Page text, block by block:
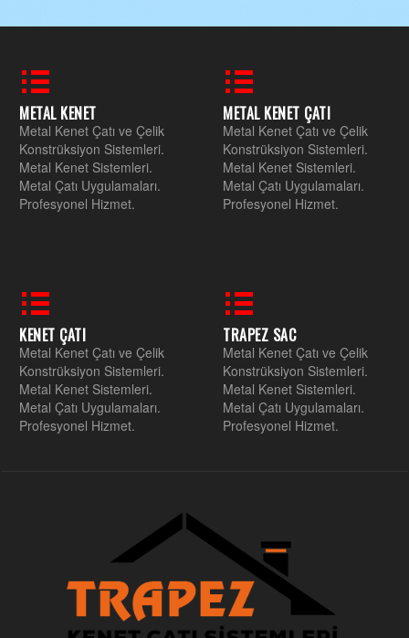
METAL KENET
Metal Kenet Çatı ve Çelik
Konstrüksiyon Sistemleri.
Metal Kenet Sistemleri.
Metal Çatı Uygulamaları.
Profesyonel Hizmet.
METAL KENET ÇATI
Metal Kenet Çatı ve Çelik
Konstrüksiyon Sistemleri.
Metal Kenet Sistemleri.
Metal Çatı Uygulamaları.
Profesyonel Hizmet.
KENET ÇATI
Metal Kenet Çatı ve Çelik
Konstrüksiyon Sistemleri.
Metal Kenet Sistemleri.
Metal Çatı Uygulamaları.
Profesyonel Hizmet.
TRAPEZ SAC
Metal Kenet Çatı ve Çelik
Konstrüksiyon Sistemleri.
Metal Kenet Sistemleri.
Metal Çatı Uygulamaları.
Profesyonel Hizmet.